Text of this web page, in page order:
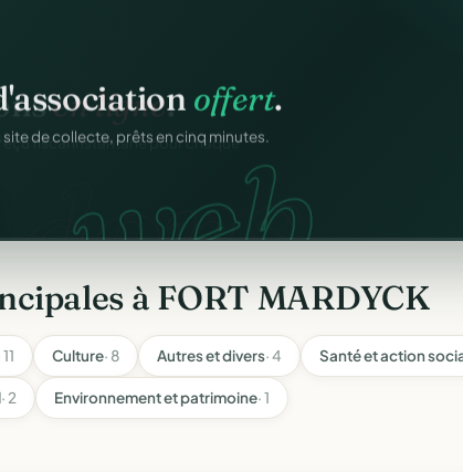
web.
offert.
de collecte, prêts en cinq minutes.
à FORT MARDYCK
11 Culture· 8 Autres et divers· 4 Santé et action
· 2 Environnement et patrimoine· 1